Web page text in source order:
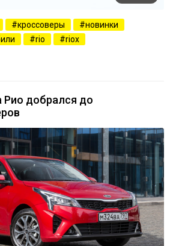
кроссоверы
новинки
rio riox
Рио добрался до